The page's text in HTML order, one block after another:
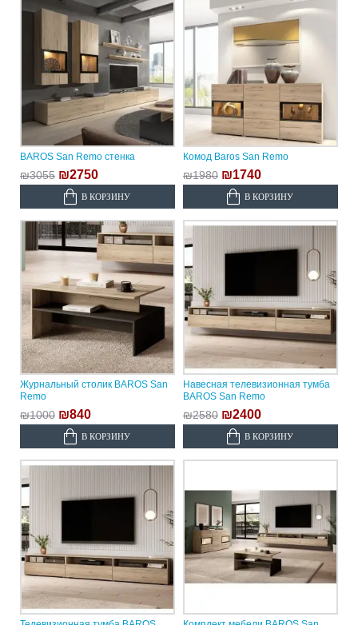
BAROS San Remo стенка
₪3055 ₪2750
В КОРЗИНУ
Комод Baros San Remo
₪1980 ₪1740
В КОРЗИНУ
Журнальный столик BAROS San
Remo
₪1000 ₪840
В КОРЗИНУ
Навесная телевизионная тумба
BAROS San Remo
₪2580 ₪2400
В КОРЗИНУ